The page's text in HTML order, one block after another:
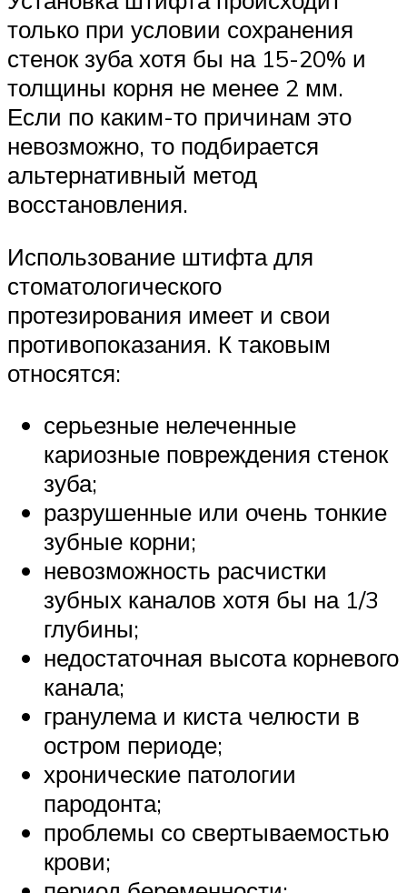
только при условии сохранения
стенок зуба хотя бы на 15-20% и
толщины корня не менее 2 мм.
Если по каким-то причинам это
невозможно, то подбирается
альтернативный метод
восстановления.
Использование штифта для
стоматологического
протезирования имеет и свои
противопоказания. К таковым
относятся:
серьезные нелеченные
кариозные повреждения стенок
зуба;
разрушенные или очень тонкие
зубные корни;
невозможность расчистки
зубных каналов хотя бы на 1/3
глубины;
недостаточная высота корневого
канала;
гранулема и киста челюсти в
остром периоде;
хронические патологии
пародонта;
проблемы со свертываемостью
крови;